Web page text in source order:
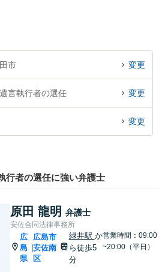
市 変更
言執行者の選任 変更
変更
行者の選任に強い弁護士
原田 龍明 弁護士
安佐合同法律事務所
広
島
県
広島市
安佐南
区
緑井駅 か
ら徒歩5
分
営業時間：09:00
~20:00（平日）